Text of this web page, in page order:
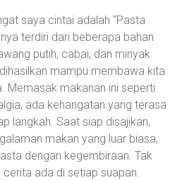
saya cintai adalah “Pasta
terdiri dari beberapa bahan
putih, cabai, dan minyak
mampu membawa kita
Memasak makanan ini seperti
ada kehangatan yang terasa
langkah. Saat siap disajikan,
makan yang luar biasa,
dengan kegembiraan. Tak
ada di setiap suapan.